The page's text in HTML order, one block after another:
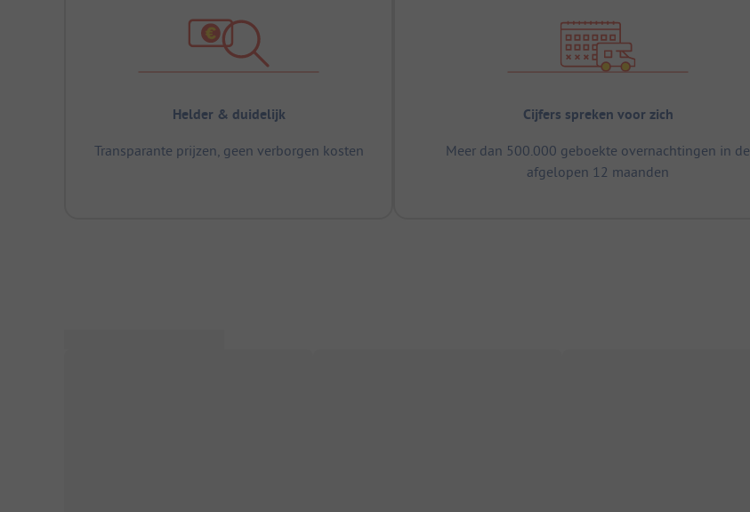
Helder & duidelijk
Transparante prijzen, geen verborgen kosten
Cijfers spreken voor zich
Meer dan 500.000 geboekte overnachtingen in de
afgelopen 12 maanden